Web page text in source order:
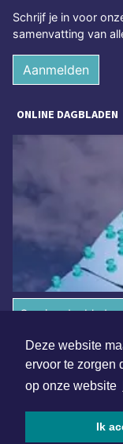
Deze website
ervoor te zorgen
op onze website
Ik
Schrijf je in voor
samenvatting van
Aanmelden
ONLINE DAGBLADEN
Overige
Algemene
Disclaimer